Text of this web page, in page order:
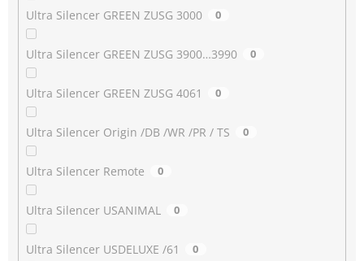
Ultra Silencer GREEN ZUSG 3000 0
Ultra Silencer GREEN ZUSG 3900…3990 0
Ultra Silencer GREEN ZUSG 4061 0
Ultra Silencer Origin /DB /WR /PR / TS 0
Ultra Silencer Remote 0
Ultra Silencer USANIMAL 0
Ultra Silencer USDELUXE /61 0